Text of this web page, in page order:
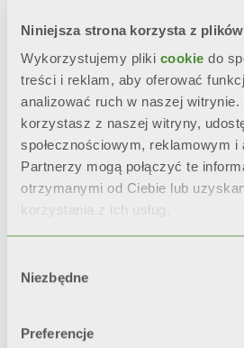
Niniejsza strona korzysta z
Wykorzystujemy pliki cookie do
treści i reklam, aby oferować
analizować ruch w naszej
korzystasz z naszej witryny,
społecznościowym, reklamowym i
Partnerzy mogą połączyć te
otrzymanymi od Ciebie lub
korzystania z ich usług.
zgody
Niezbędne
Preferencje
silnik.
kieruje naszym sposobem
korzenie w naszej
zaangażowania